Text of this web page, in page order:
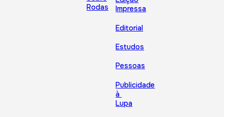
Rodas
Impressa
Editorial
Estudos
Pessoas
Publicidade
à
Lupa